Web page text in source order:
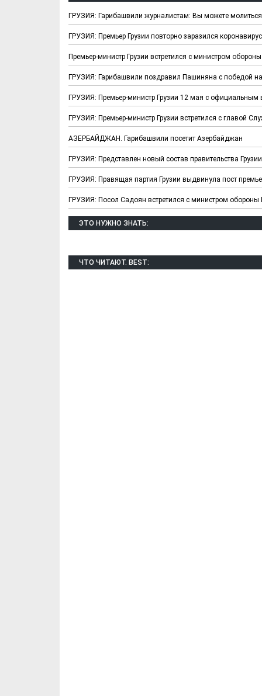
ГРУЗИЯ: Гарибашвили журналистам: Вы можете
ГРУЗИЯ: Премьер Грузии повторно заразился
Премьер-министр Грузии встретился с министром
ГРУЗИЯ: Гарибашвили поздравил Пашиняна с победой
ГРУЗИЯ: Премьер-министр Грузии 12 мая с официальным
ГРУЗИЯ: Премьер-министр Грузии встретился с главой
АЗЕРБАЙДЖАН. Гарибашвили посетит Азербайджан
ГРУЗИЯ: Представлен новый состав правительства Грузии
ГРУЗИЯ: Правящая партия Грузии выдвинула пост
ГРУЗИЯ: Посол Садоян встретился с министром обороны
ЭТО НУЖНО ЗНАТЬ:
ЧТО ЧИТАЮТ. BEST: